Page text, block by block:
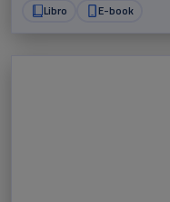
Libro E-book